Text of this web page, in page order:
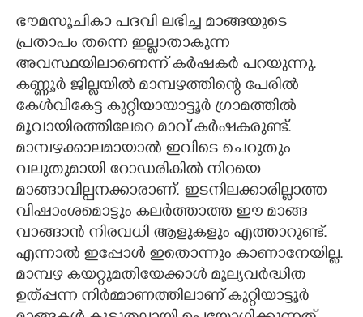
ഭൗമസൂചികാ പദവി ലഭിച്ച മാങ്ങയുടെ
പ്രതാപം തന്നെ ഇല്ലാതാകുന്ന
അവസ്ഥയിലാണെന്ന് കർഷകർ പറയുന്നു.
കണ്ണൂർ ജില്ലയിൽ മാമ്പഴത്തിന്റെ പേരിൽ
കേൾവികേട്ട കുറ്റിയായാട്ടൂർ ഗ്രാമത്തിൽ
മൂവായിരത്തിലേറെ മാവ് കർഷകരുണ്ട്.
മാമ്പഴക്കാലമായാൽ ഇവിടെ ചെറുതും
വലുതുമായി റോഡരികിൽ നിറയെ
മാങ്ങാവില്പനക്കാരാണ്. ഇടനിലക്കാരില്ലാത്ത
വിഷാംശമൊട്ടും കലർത്താത്ത ഈ മാങ്ങ
വാങ്ങാൻ നിരവധി ആളുകളും എത്താറുണ്ട്.
എന്നാൽ ഇപ്പോൾ ഇതൊന്നും കാണാനേയില്ല.
മാമ്പഴ കയറ്റുമതിയേക്കാൾ മൂല്യവർദ്ധിത
ഉത്പ്പന്ന നിർമ്മാണത്തിലാണ് കുറ്റിയാട്ടൂർ